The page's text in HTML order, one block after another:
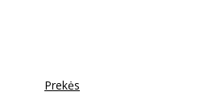
Prekės